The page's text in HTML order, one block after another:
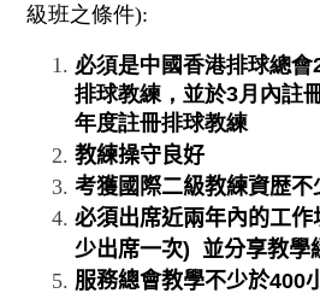
級班之條件):
必須是中國香港排球總
排球教練， 並於3月內註
年度註冊排球教練
教練操守良好
考獲國際二級教練資歴不
必須出席近兩年內的工
少出席一次) 並分享教學
服務總會教學不少於400